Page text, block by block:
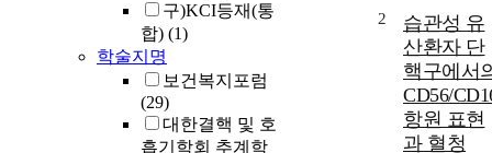
구)KCI등재(통
합) (1)
학술지명
보건복지포럼
(29)
대한결핵 및 호
흡기학회 추계학
2
습관성 유
산환자 단
핵구에서
CD56/
항원 표현
과 혈청